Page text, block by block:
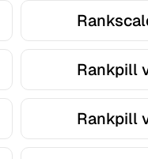
Rankpill
Rankpill